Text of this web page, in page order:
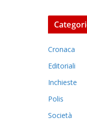
Cronaca
Editoriali
Inchieste
Polis
Società